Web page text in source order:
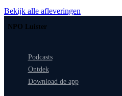
Bekijk alle afleveringen
NPO Luister
Podcasts
Ontdek
Download de app